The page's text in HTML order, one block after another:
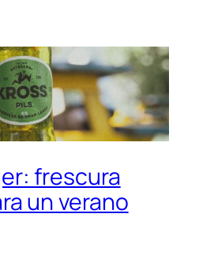
frescura
un verano